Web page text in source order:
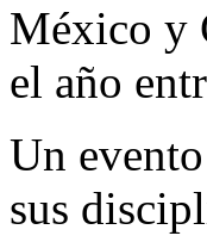
México y
el año
Un
sus